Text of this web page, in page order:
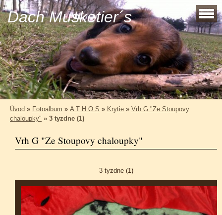
Dach Musketier´s
Úvod » Fotoalbum » A T H O S » Krytie » Vrh G "Ze Stoupovy
chaloupky" » 3 tyzdne (1)
Vrh G "Ze Stoupovy chaloupky"
3 tyzdne (1)